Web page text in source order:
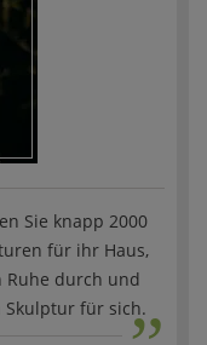
Sie knapp 2000
für ihr Haus,
Ruhe durch und
Skulptur für sich.„